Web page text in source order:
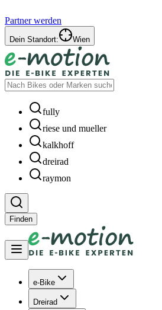
Partner werden
Dein Standort: Wien
fully
riese und mueller
kalkhoff
dreirad
raymon
Finden
e-Bike
Dreirad